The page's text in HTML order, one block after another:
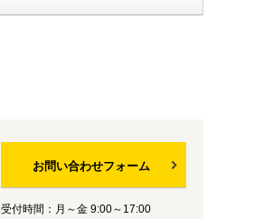
お問い合わせフォーム
受付時間：月～金 9:00～17:00